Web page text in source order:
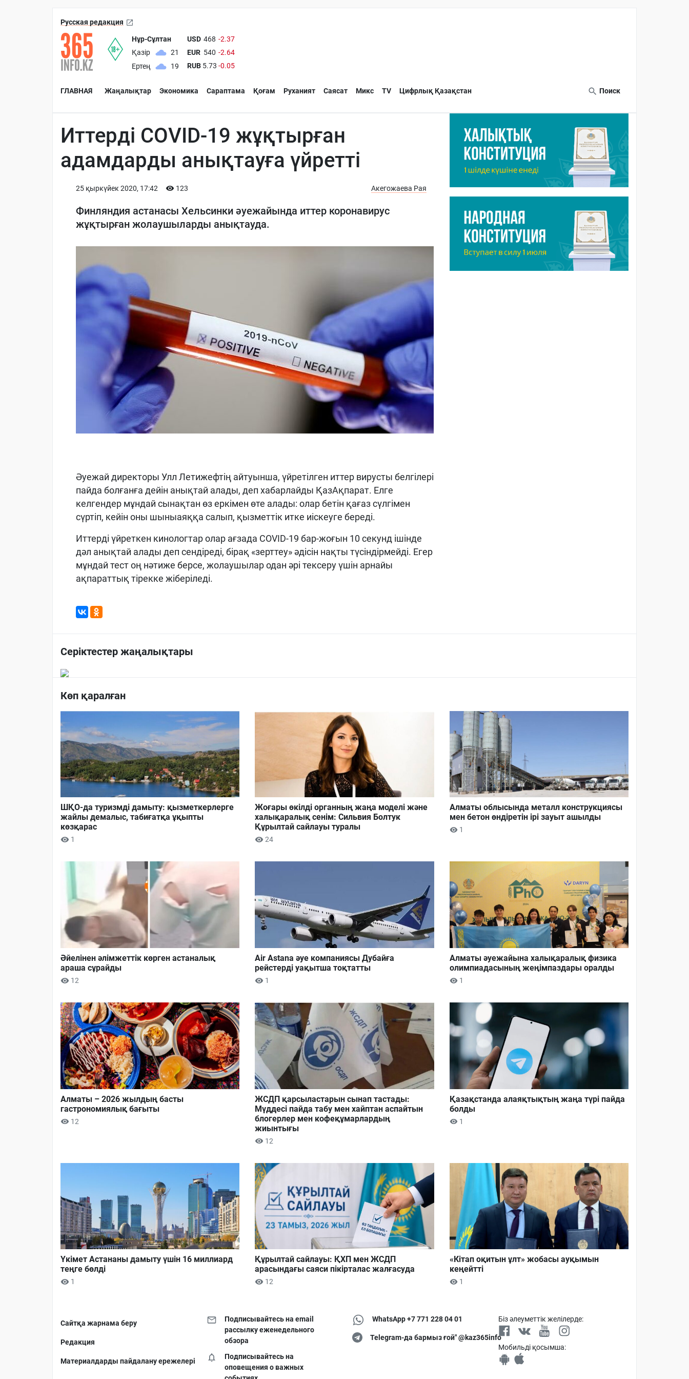
Русская редакция
Нұр-Сұлтан
Қазір
21
Ертең
19
USD 468 -2.37
EUR 540 -2.64
RUB 5.73 -0.05
ГЛАВНАЯ Жаңалықтар Экономика Сараптама Қоғам Руханият Саясат Микс TV Цифрлық Қазақстан Поиск
Иттерді COVID-19 жұқтырған
адамдарды анықтауға үйретті
25 қыркүйек 2020, 17:42 123 Акегожаева Рая
Финляндия астанасы Хельсинки әуежайында иттер коронавирус
жұқтырған жолаушыларды анықтауда.
Әуежай директоры Улл Летижефтің айтуынша, үйретілген иттер вирусты белгілері
пайда болғанға дейін анықтай алады, деп хабарлайды ҚазАқпарат. Елге
келгендер мұндай сынақтан өз еркімен өте алады: олар бетін қағаз сүлгімен
сүртіп, кейін оны шыныаяққа салып, қызметтік итке иіскеуге береді.
Иттерді үйреткен кинологтар олар ағзада COVID-19 бар-жоғын 10 секунд ішінде
дәл анықтай алады деп сендіреді, бірақ «зерттеу» әдісін нақты түсіндірмейді. Егер
мұндай тест оң нәтиже берсе, жолаушылар одан әрі тексеру үшін арнайы
ақпараттық тірекке жіберіледі.
Серіктестер жаңалықтары
Көп қаралған
ШҚО-да туризмді дамыту: қызметкерлерге
жайлы демалыс, табиғатқа ұқыпты
көзқарас
1
Жоғары өкілді органның жаңа моделі және
халықаралық сенім: Сильвия Болтук
Құрылтай сайлауы туралы
24
Алматы облысында металл конструкциясы
мен бетон өндіретін ірі зауыт ашылды
1
Әйелінен әлімжеттік көрген астаналық
араша сұрайды
12
Air Astana әуе компаниясы Дубайға
рейстерді уақытша тоқтатты
1
Алматы әуежайына халықаралық физика
олимпиадасының жеңімпаздары оралды
1
Алматы – 2026 жылдың басты
гастрономиялық бағыты
12
ЖСДП қарсыластарын сынап тастады:
Мүддесі пайда табу мен хайптан аспайтын
блогерлер мен кофеқұмарлардың
жиынтығы
12
Қазақстанда алаяқтықтың жаңа түрі пайда
болды
1
Үкімет Астананы дамыту үшін 16 миллиард
теңге бөлді
1
Құрылтай сайлауы: ҚХП мен ЖСДП
арасындағы саяси пікірталас жалғасуда
12
«Кітап оқитын ұлт» жобасы ауқымын
кеңейтті
1
Сайтқа жарнама беру
Редакция
Материалдарды пайдалану ережелері
Подписывайтесь на email
рассылку еженедельного
обзора
Подписывайтесь на
оповещения о важных
WhatsApp +7 771 228 04 01
Telegram-да бармыз ғой" @kaz365info
Біз әлеуметтік желілерде:
Мобильді қосымша: